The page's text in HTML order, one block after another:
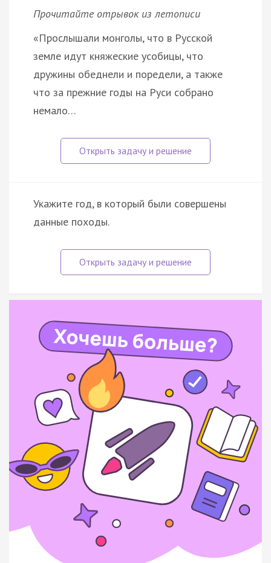
Прочитайте отрывок из летописи
«Прослышали монголы, что в Русской
земле идут княжеские усобицы, что
дружины обеднели и поредели, а также
что за прежние годы на Руси собрано
немало…
Укажите год, в который были совершены
данные походы.